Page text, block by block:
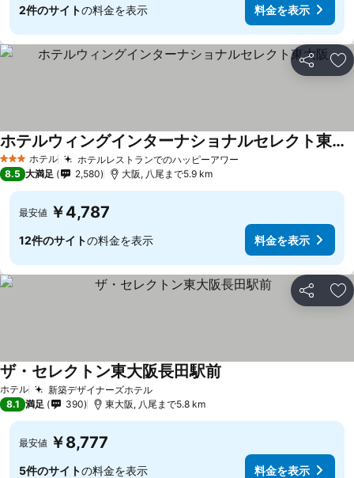
2件のサイトの料金を表示 料金を表示
シェア お
3 ホテルのランク
ホテル ホテルレストランでのハッピーアワー
ホテルウィングインターナショナルセレクト東大阪
8.5 大満足 2,580 大阪, 八尾まで5.9 km
最安値 ￥4,787
12件のサイトの料金を表示 料金を表示
シェア お
ホテル 新築デザイナーズホテル
ザ・セレクトン東大阪長田駅前
8.1 満足 390 東大阪, 八尾まで5.8 km
最安値 ￥8,777
5件のサイトの料金を表示 料金を表示